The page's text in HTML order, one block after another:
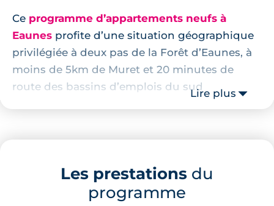
Ce programme d’appartements neufs à
Eaunes profite d’une situation géographique
privilégiée à deux pas de la Forêt d’Eaunes, à
moins de 5km de Muret et 20 minutes de
route des bassins d’emplois du sud
toulousain.(Airbus, Innopôle, CHU Rangueil...)
hébergée dans une abbaye cistercienne du
XIIe siècle. Le marché de plein vent est abrité
par une halle. Le centre-ville héberge
Lire plus
Les prestations du
programme